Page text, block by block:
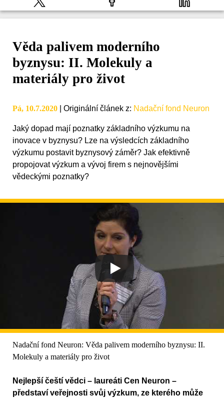
Věda palivem moderního
byznysu: II. Molekuly a
materiály pro život
Pá, 10.7.2020 Originální článek z: Nadační fond Neuron
Jaký dopad mají poznatky základního výzkumu na
inovace v byznysu? Lze na výsledcích základního
výzkumu postavit byznysový záměr? Jak efektivně
propojovat výzkum a vývoj firem s nejnovějšími
vědeckými poznatky?
Nadační fond Neuron: Věda palivem moderního byznysu: II.
Molekuly a materiály pro život
Nejlepší čeští vědci – laureáti Cen Neuron –
představí veřejnosti svůj výzkum, ze kterého může